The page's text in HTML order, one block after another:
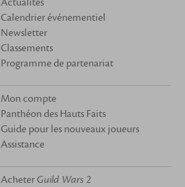
Actualités
Calendrier événementiel
Newsletter
Classements
Programme de partenariat
Mon compte
Panthéon des Hauts Faits
Guide pour les nouveaux joueurs
Assistance
AcheterGuild Wars 2